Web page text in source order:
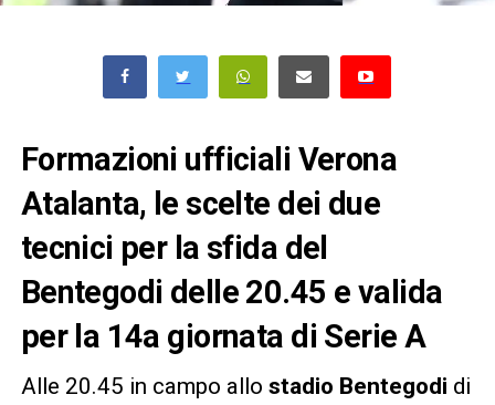
Formazioni ufficiali Verona
Atalanta, le scelte dei due
tecnici per la sfida del
Bentegodi delle 20.45 e valida
per la 14a giornata di Serie A
Alle 20.45 in campo allo stadio Bentegodi di